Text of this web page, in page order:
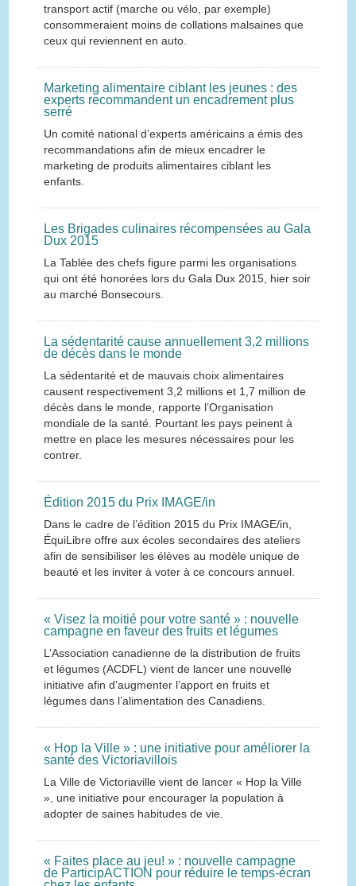
transport actif (marche ou vélo, par exemple)
consommeraient moins de collations malsaines que
ceux qui reviennent en auto.
Marketing alimentaire ciblant les jeunes : des
experts recommandent un encadrement plus
serré
Un comité national d’experts américains a émis des
recommandations afin de mieux encadrer le
marketing de produits alimentaires ciblant les
enfants.
Les Brigades culinaires récompensées au Gala
Dux 2015
La Tablée des chefs figure parmi les organisations
qui ont été honorées lors du Gala Dux 2015, hier soir
au marché Bonsecours.
La sédentarité cause annuellement 3,2 millions
de décès dans le monde
La sédentarité et de mauvais choix alimentaires
causent respectivement 3,2 millions et 1,7 million de
décès dans le monde, rapporte l’Organisation
mondiale de la santé. Pourtant les pays peinent à
mettre en place les mesures nécessaires pour les
contrer.
Édition 2015 du Prix IMAGE/in
Dans le cadre de l’édition 2015 du Prix IMAGE/in,
ÉquiLibre offre aux écoles secondaires des ateliers
afin de sensibiliser les élèves au modèle unique de
beauté et les inviter à voter à ce concours annuel.
« Visez la moitié pour votre santé » : nouvelle
campagne en faveur des fruits et légumes
L’Association canadienne de la distribution de fruits
et légumes (ACDFL) vient de lancer une nouvelle
initiative afin d’augmenter l’apport en fruits et
légumes dans l’alimentation des Canadiens.
« Hop la Ville » : une initiative pour améliorer la
santé des Victoriavillois
La Ville de Victoriaville vient de lancer « Hop la Ville
», une initiative pour encourager la population à
adopter de saines habitudes de vie.
« Faites place au jeu! » : nouvelle campagne
de ParticipACTION pour réduire le temps-écran